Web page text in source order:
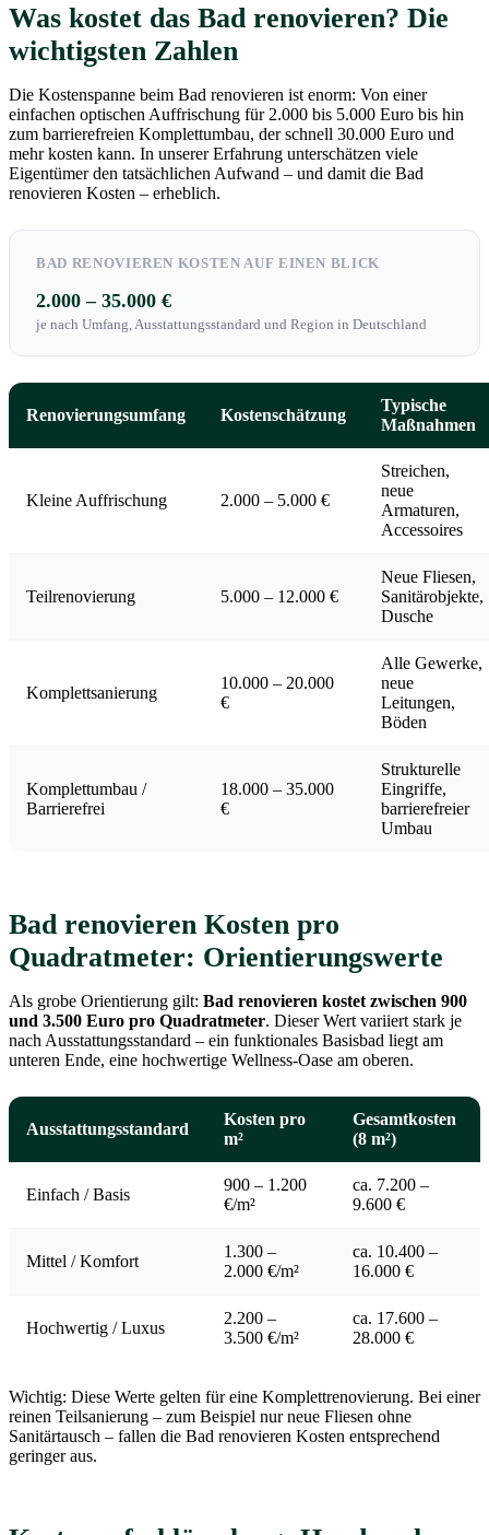
Was kostet das Bad renovieren? Die
wichtigsten Zahlen
Die Kostenspanne beim Bad renovieren ist enorm: Von einer
einfachen optischen Auffrischung für 2.000 bis 5.000 Euro bis hin
zum barrierefreien Komplettumbau, der schnell 30.000 Euro und
mehr kosten kann. In unserer Erfahrung unterschätzen viele
Eigentümer den tatsächlichen Aufwand – und damit die Bad
renovieren Kosten – erheblich.
BAD RENOVIEREN KOSTEN AUF EINEN BLICK
2.000 – 35.000 €
je nach Umfang, Ausstattungsstandard und Region in Deutschland
Renovierungsumfang Kostenschätzung
Typische
Maßnahmen
Kleine Auffrischung 2.000 – 5.000 €
Streichen,
neue
Armaturen,
Accessoires
Teilrenovierung 5.000 – 12.000 €
Neue Fliesen,
Sanitärobjekte,
Dusche
Komplettsanierung
10.000 – 20.000
€
Alle Gewerke,
neue
Leitungen,
Böden
Komplettumbau /
Barrierefrei
18.000 – 35.000
€
Strukturelle
Eingriffe,
barrierefreier
Umbau
Bad renovieren Kosten pro
Quadratmeter: Orientierungswerte
Als grobe Orientierung gilt: Bad renovieren kostet zwischen 900
und 3.500 Euro pro Quadratmeter. Dieser Wert variiert stark je
nach Ausstattungsstandard – ein funktionales Basisbad liegt am
unteren Ende, eine hochwertige Wellness-Oase am oberen.
Ausstattungsstandard
Kosten pro
m²
Gesamtkosten
(8 m²)
Einfach / Basis
900 – 1.200
€/m²
ca. 7.200 –
9.600 €
Mittel / Komfort
1.300 –
2.000 €/m²
ca. 10.400 –
16.000 €
Hochwertig / Luxus
2.200 –
3.500 €/m²
ca. 17.600 –
28.000 €
Wichtig: Diese Werte gelten für eine Komplettrenovierung. Bei einer
reinen Teilsanierung – zum Beispiel nur neue Fliesen ohne
Sanitärtausch – fallen die Bad renovieren Kosten entsprechend
geringer aus.